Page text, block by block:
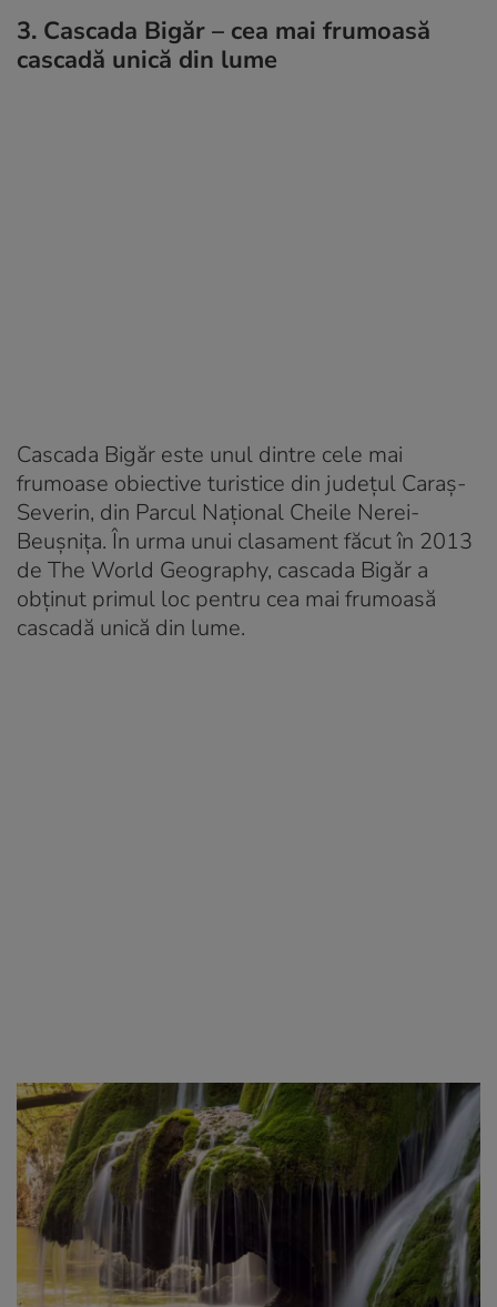
3. Cascada Bigăr – cea mai frumoasă
cascadă unică din lume
Cascada Bigăr este unul dintre cele mai
frumoase obiective turistice din județul Caraș-
Severin, din Parcul Național Cheile Nerei-
Beușnița. În urma unui clasament făcut în 2013
de The World Geography, cascada Bigăr a
obținut primul loc pentru cea mai frumoasă
cascadă unică din lume.